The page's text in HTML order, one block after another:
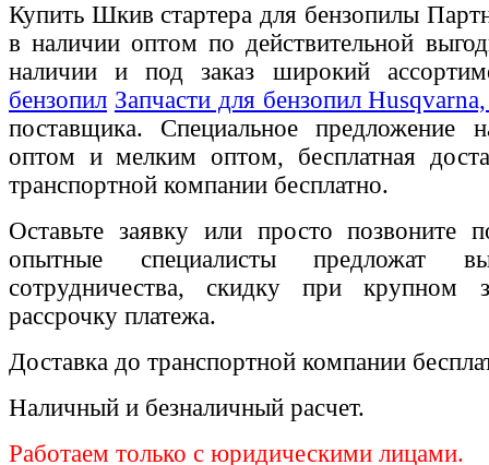
Купить Шкив стартера для бензопилы
в наличии оптом по действительной
наличии и под заказ широкий
бензопил Запчасти для бензопил
поставщика. Специальное предложение
оптом и мелким оптом, бесплатная
транспортной компании бесплатно.
Оставьте заявку или просто позвоните
опытные специалисты предложат
сотрудничества, скидку при крупном
рассрочку платежа.
Доставка до транспортной компании
Наличный и безналичный расчет.
Работаем только с юридическими лицами.